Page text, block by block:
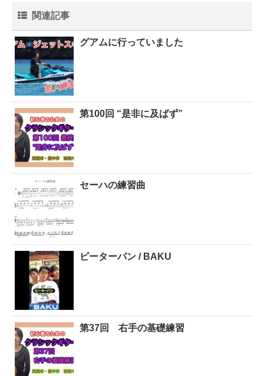
関連記事
グアムに行っていました
第100回 “是非に及ばず”
セーハの練習曲
ピーターパン / BAKU
第37回 右手の基礎練習